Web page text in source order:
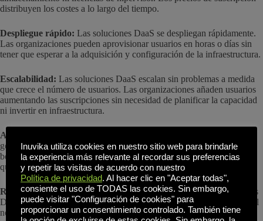
distribuyen los costes a lo largo del tiempo.
Despliegue rápido: Las soluciones DaaS se despliegan rápidamente.
Las organizaciones pueden aprovisionar usuarios en horas o días sin
tener que esperar a la adquisición y configuración de la infraestructura.
Escalabilidad: Las soluciones DaaS escalan sin problemas a medida
que crece el número de usuarios. Las organizaciones añaden usuarios
aumentando las suscripciones sin necesidad de planificar la capacidad
ni invertir en infraestructura.
Actualizaciones automáticas:
gestionan todas las actualizaciones y parches. Las organizaciones se
benefician de las últimas funciones y mejoras de seguridad sin tener
que gestionar ellas mismas las actualizaciones.
Recuperación en caso de catástrofe: Los proveedores de soluciones
DaaS suelen incluir la recuperación ante desastres y la continuidad del
negocio como parte del servicio. Las organizaciones se benefician de
Inuvika utiliza cookies en nuestro sitio web para brindarle
la experiencia más relevante al recordar sus preferencias
y repetir las visitas de acuerdo con nuestro
Política de privacidad. Al hacer clic en "Aceptar todas",
consiente el uso de TODAS las cookies. Sin embargo,
puede visitar "Configuración de cookies" para
proporcionar un consentimiento controlado. También tiene